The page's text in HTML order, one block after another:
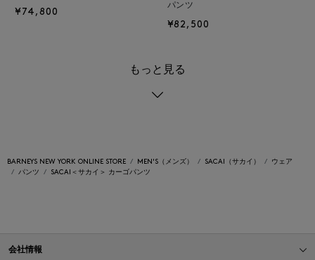
¥74,800
パンツ
¥82,500
もっと見る
BARNEYS NEW YORK ONLINE STORE MEN'S（メンズ） SACAI（サカイ）
ウェア
パンツ
SACAI＜サカイ＞ カーゴパンツ
会社情報